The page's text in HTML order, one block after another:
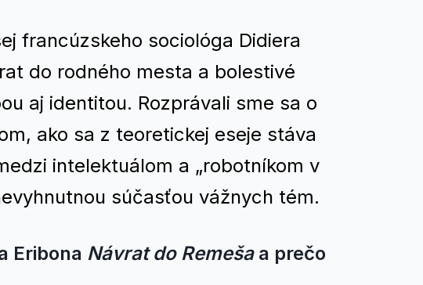
francúzskeho sociológa Didiera
do rodného mesta a bolestivé
aj identitou. Rozprávali sme sa o
ako sa z teoretickej eseje stáva
intelektuálom a „robotníkom v
súčasťou vážnych tém.
Eribona Návrat do Remešaa prečo